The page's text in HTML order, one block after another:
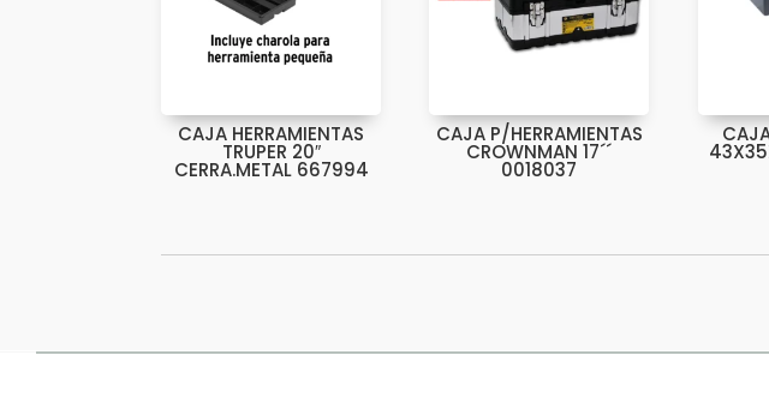
CAJA HERRAMIENTAS
TRUPER 20″
CERRA.METAL 667994
CAJA P/HERRAMIENTAS
CROWNMAN 17´´
0018037